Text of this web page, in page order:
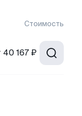
Стоимость
40 167 ₽